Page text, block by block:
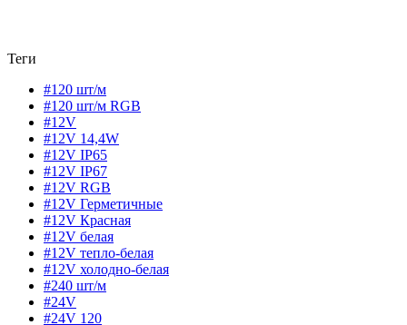
Теги
#120 шт/м
#120 шт/м RGB
#12V
#12V 14,4W
#12V IP65
#12V IP67
#12V RGB
#12V Герметичные
#12V Красная
#12V белая
#12V тепло-белая
#12V холодно-белая
#240 шт/м
#24V
#24V 120